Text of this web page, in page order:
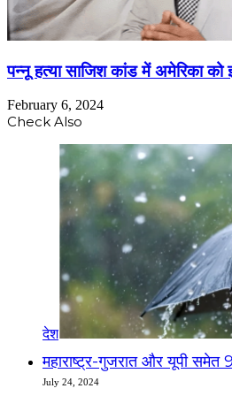
पन्नू हत्या साजिश कांड में अमेरिका
February 6, 2024
Check Also
देश
महाराष्ट्र-गुजरात और यूपी समेत
July 24, 2024